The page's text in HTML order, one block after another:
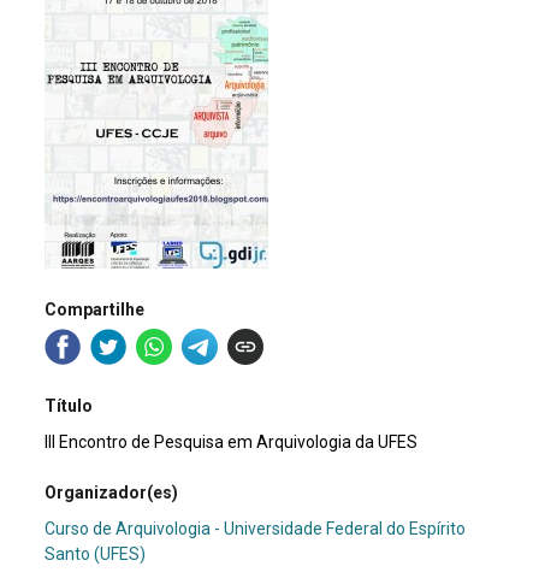
Compartilhe
Título
III Encontro de Pesquisa em Arquivologia da UFES
Organizador(es)
Curso de Arquivologia - Universidade Federal do Espírito
Santo (UFES)